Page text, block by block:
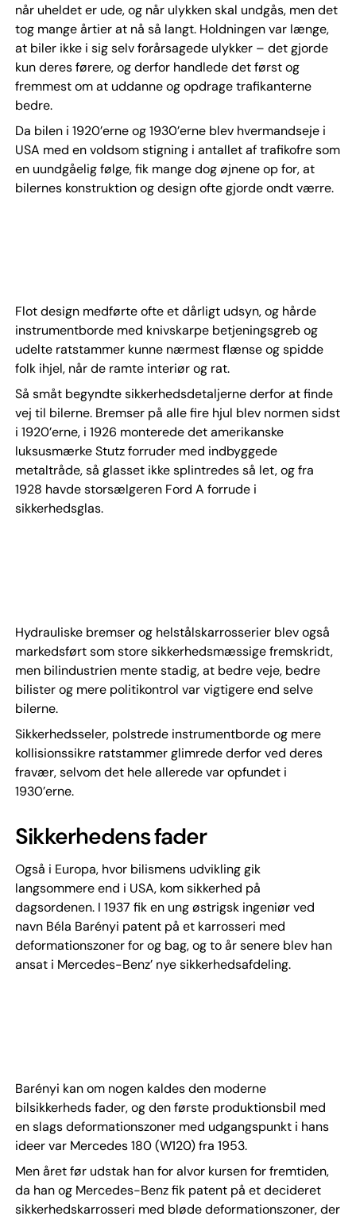
når uheldet er ude, og når ulykken skal undgås, men det
tog mange årtier at nå så langt. Holdningen var længe,
at biler ikke i sig selv forårsagede ulykker – det gjorde
kun deres førere, og derfor handlede det først og
fremmest om at uddanne og opdrage trafikanterne
bedre.
Da bilen i 1920’erne og 1930’erne blev hvermandseje i
USA med en voldsom stigning i antallet af trafikofre som
en uundgåelig følge, fik mange dog øjnene op for, at
bilernes konstruktion og design ofte gjorde ondt værre.
Flot design medførte ofte et dårligt udsyn, og hårde
instrumentborde med knivskarpe betjeningsgreb og
udelte ratstammer kunne nærmest flænse og spidde
folk ihjel, når de ramte interiør og rat.
Så småt begyndte sikkerhedsdetaljerne derfor at finde
vej til bilerne. Bremser på alle fire hjul blev normen sidst
i 1920’erne, i 1926 monterede det amerikanske
luksusmærke Stutz forruder med indbyggede
metaltråde, så glasset ikke splintredes så let, og fra
1928 havde storsælgeren Ford A forrude i
sikkerhedsglas.
Hydrauliske bremser og helstålskarrosserier blev også
markedsført som store sikkerhedsmæssige fremskridt,
men bilindustrien mente stadig, at bedre veje, bedre
bilister og mere politikontrol var vigtigere end selve
bilerne.
Sikkerhedsseler, polstrede instrumentborde og mere
kollisionssikre ratstammer glimrede derfor ved deres
fravær, selvom det hele allerede var opfundet i
1930’erne.
Sikkerhedens fader
Også i Europa, hvor bilismens udvikling gik
langsommere end i USA, kom sikkerhed på
dagsordenen. I 1937 fik en ung østrigsk ingeniør ved
navn Béla Barényi patent på et karrosseri med
deformationszoner for og bag, og to år senere blev han
ansat i Mercedes-Benz’ nye sikkerhedsafdeling.
Barényi kan om nogen kaldes den moderne
bilsikkerheds fader, og den første produktionsbil med
en slags deformationszoner med udgangspunkt i hans
ideer var Mercedes 180 (W120) fra 1953.
Men året før udstak han for alvor kursen for fremtiden,
da han og Mercedes-Benz fik patent på et decideret
sikkerhedskarrosseri med bløde deformationszoner, der